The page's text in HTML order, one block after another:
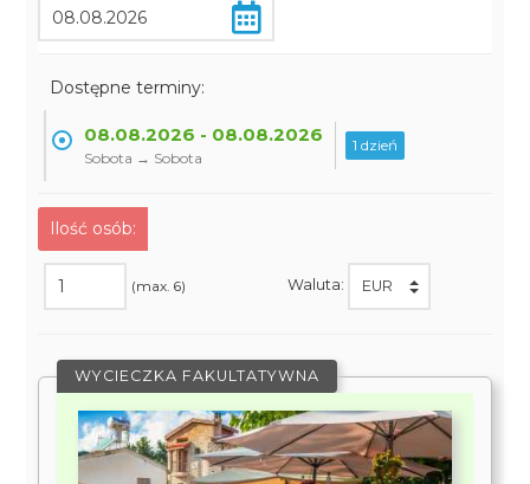
Dostępne terminy:
08.08.2026 - 08.08.2026
Sobota → Sobota
1 dzień
Ilość osób:
(max. 6) Waluta:
WYCIECZKA FAKULTATYWNA